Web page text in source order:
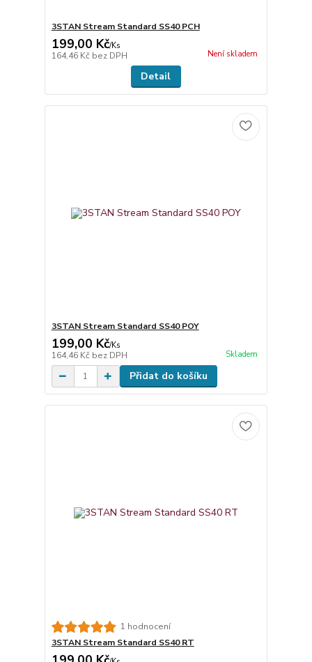
3STAN Stream Standard SS40 PCH
199,00 Kč/Ks
164,46 Kč bez DPH Není skladem
Detail
3STAN Stream Standard SS40 POY
199,00 Kč/Ks
164,46 Kč bez DPH Skladem
Přidat do košíku
1 hodnocení
3STAN Stream Standard SS40 RT